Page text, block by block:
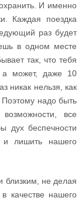
И именно
Каждая поездка
раз будет
в одном месте
так, что тебя
а может, даже 10
никак нельзя, как
Поэтому надо быть
все
дух беспечности
и лишить нашего
близким, не делая
качестве нашего